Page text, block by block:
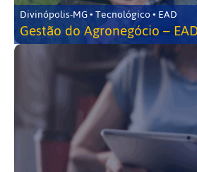
Divinópolis-MG • Tecnológico • EAD
Gestão do Agronegócio –